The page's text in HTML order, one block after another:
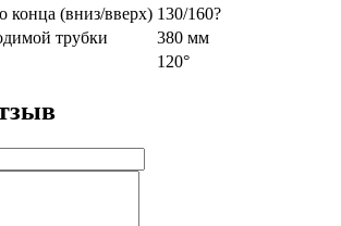
конца (вниз/вверх) 130/160?
трубки
380 мм
120°